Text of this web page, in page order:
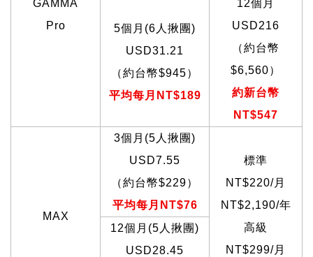
GAMMA
Pro
12個月
USD216
（約台幣
$6,560）
約新台幣
NT$547
5個月(6人揪團)
USD31.21
（約台幣$945）
平均每月NT$189
MAX
3個月(5人揪團)
USD7.55
（約台幣$229）
平均每月NT$76
標準
NT$220/月
NT$2,190/年
高級
NT$299/月
12個月(5人揪團)
USD28.45